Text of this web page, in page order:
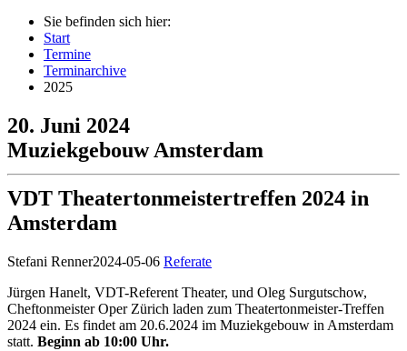
Sie befinden sich hier:
Start
Termine
Terminarchive
2025
20. Juni 2024
Muziekgebouw Amsterdam
VDT Theatertonmeistertreffen 2024 in
Amsterdam
Stefani Renner2024-05-06 Referate
Jürgen Hanelt, VDT-Referent Theater, und Oleg Surgutschow,
Cheftonmeister Oper Zürich laden zum Theatertonmeister-Treffen
2024 ein. Es findet am 20.6.2024 im Muziekgebouw in Amsterdam
statt. Beginn ab 10:00 Uhr.